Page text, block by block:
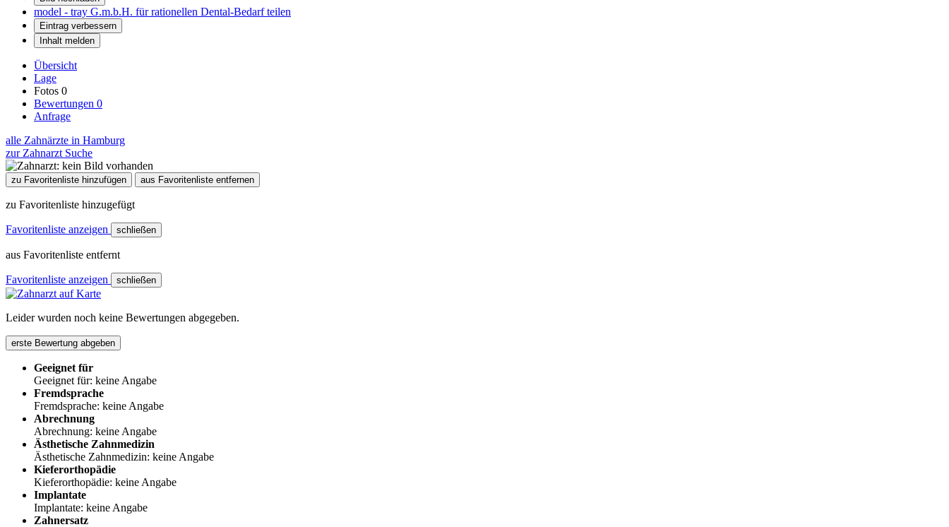
model - tray G.m.b.H. für rationellen Dental-Bedarf teilen
Eintrag verbessern
Inhalt melden
Übersicht
Lage
Fotos 0
Bewertungen 0
Anfrage
alle Zahnärzte in Hamburg
zur Zahnarzt Suche
zu Favoritenliste hinzufügen aus Favoritenliste entfernen
zu Favoritenliste hinzugefügt
Favoritenliste anzeigen schließen
aus Favoritenliste entfernt
Favoritenliste anzeigen schließen
Leider wurden noch keine Bewertungen abgegeben.
erste Bewertung abgeben
Geeignet für
Geeignet für: keine Angabe
Fremdsprache
Fremdsprache: keine Angabe
Abrechnung
Abrechnung: keine Angabe
Ästhetische Zahnmedizin
Ästhetische Zahnmedizin: keine Angabe
Kieferorthopädie
Kieferorthopädie: keine Angabe
Implantate
Implantate: keine Angabe
Zahnersatz